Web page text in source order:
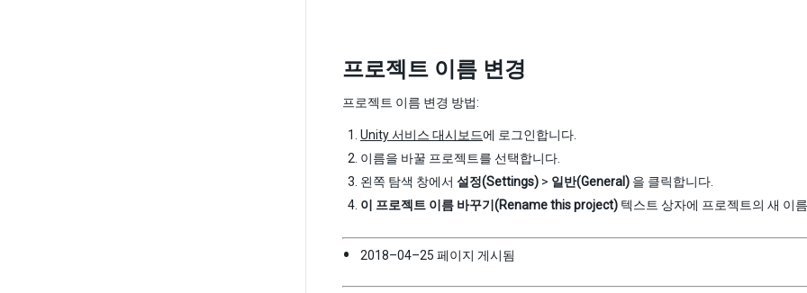
프로젝트 이름 변경
프로젝트 이름 변경 방법:
Unity 서비스 대시보드에 로그인합니다.
이름을 바꿀 프로젝트를 선택합니다.
왼쪽 탐색 창에서 설정(Settings) > 일반(General) 을 클릭합니다.
이 프로젝트 이름 바꾸기(Rename this project) 텍스트 상자에 프로젝트의 새 이
2018–04–25 페이지 게시됨